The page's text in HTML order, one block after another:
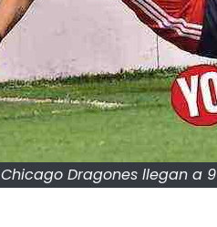
Chicago Dragones llegan a